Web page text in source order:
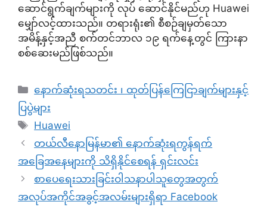
ဆောင်ရွက်ချက်များကို လုပ် ဆောင်နိုင်မည်ဟု Huawei
မျှော်လင့်ထားသည်။ တရားရုံး၏ စီစဉ်ချမှတ်သော
အမိန့်နှင့်အညီ စက်တင်ဘာလ ၁၉ ရက်နေ့တွင် ကြားနာ
စစ်ဆေးမည်ဖြစ်သည်။
Categories
နောက်ဆုံးရသတင်း ၊ ထုတ်ပြန်ကြေငြာချက်များနှင့်
ပြပွဲများ
Tags
Huawei
တယ်လီနောမြန်မာ၏ နောက်ဆုံးရကွန်ရက်
အခြေအနေများကို သိရှိနိုင်စေရန် ရှင်းလင်း
စာပေရေးသားခြင်းဝါသနာပါသူတွေအတွက်
အလုပ်အကိုင်အခွင့်အလမ်းများရှိရာ Facebook